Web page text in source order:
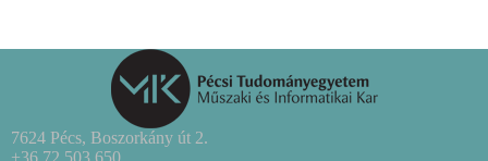
7624 Pécs, Boszorkány út 2.
+36 72 503 650